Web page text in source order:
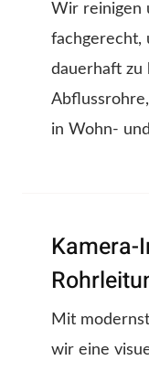
Wir reinigen
fachgerecht,
dauerhaft zu
in Wohn-
Kamera-
Mit
wir eine